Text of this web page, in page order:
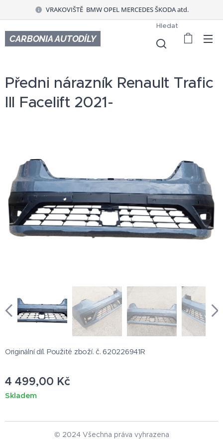
VRAKOVIŠTĚ BMW OPEL MERCEDES ŠKODA atd.
CARBONIA AUTODÍLY
Hledat
Předni nárazník Renault Trafic
III Facelift 2021-
Originální díl. Použité zboží. č. 620226941R
4 499,00 Kč
Skladem
© 2024 Všechna práva vyhrazena